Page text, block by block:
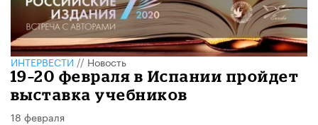
ИНТЕРВЕСТИ//Новость
19–20 февраля в Испании пройдет
выставка учебников
18 февраля